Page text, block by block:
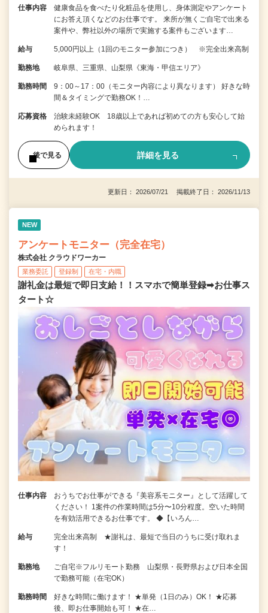
仕事内容
健康食品を食べたり化粧品を使用し、身体測定やアンケート
にお答え頂くなどのお仕事です。 来所が無くご自宅で出来る
案件や、弊社以外の場所で実施する案件もございます…
給与 5,000円以上（1回のモニター参加につき） ※完全出来高制
勤務地 岐阜県、三重県、山梨県《東海・甲信エリア》
勤務時間
9：00～17：00（モニター内容により異なります） 好きな時
間＆タイミングで勤務OK！…
応募資格
治験未経験OK 18歳以上であれば初めての方も安心して始
められます！
後で見る 詳細を見る
更新日： 2026/07/21 掲載終了日： 2026/11/13
NEW
アンケートモニター（完全在宅）
株式会社 クラウドワーカー
業務委託 登録制 在宅・内職
謝礼金は最短で即日支給！！スマホで簡単登録➡お仕事ス
タート☆
仕事内容
おうちでお仕事ができる『美容系モニター』として活躍して
ください！ 1案件の作業時間は5分〜10分程度。空いた時間
を有効活用できるお仕事です。 ◆【いろん…
給与
完全出来高制 ★謝礼は、最短で当日のうちに受け取れま
す！
勤務地
ご自宅※フルリモート勤務 山梨県・長野県および日本全国
で勤務可能（在宅OK）
勤務時間
好きな時間に働けます！ ★単発（1日のみ）OK！ ★応募
後、即お仕事開始も可！ ★在…